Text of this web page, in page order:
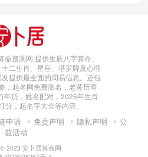
预测网,提供生辰八字算命、
二生肖、星座、塔罗牌及心理
提供最全面的周易信息。还包
，起名网免费测名，老黄历查
年历，姓名配对，2025年生肖
分，起名字大全等内容。
申请 免责声明 隐私声明
公
益活动
2023 安卜居算命网